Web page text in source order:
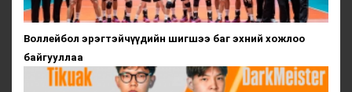
Воллейбол эрэгтэйчүүдийн шигшээ баг эхний хожлоо
байгууллаа